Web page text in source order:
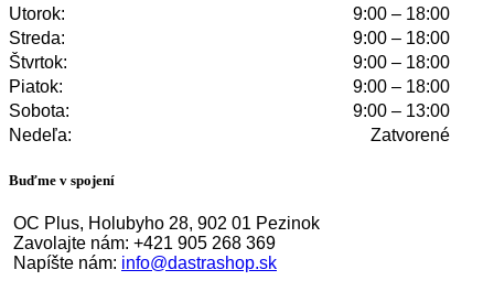
Utorok:
9:00 – 18:00
Streda:
9:00 – 18:00
Štvrtok:
9:00 – 18:00
Piatok:
9:00 – 18:00
Sobota:
9:00 – 13:00
Nedeľa:
Zatvorené
Buďme v spojení
OC Plus, Holubyho 28, 902 01 Pezinok
Zavolajte nám: +421 905 268 369
Napíšte nám: info@dastrashop.sk